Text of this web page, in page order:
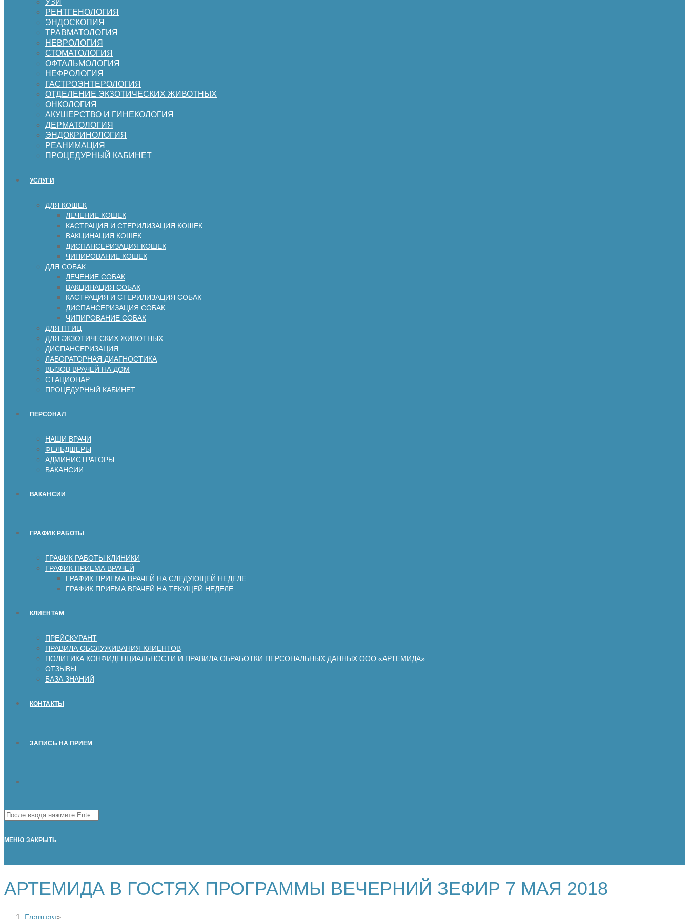
РЕНТГЕНОЛОГИЯ
ЭНДОСКОПИЯ
ТРАВМАТОЛОГИЯ
НЕВРОЛОГИЯ
СТОМАТОЛОГИЯ
ОФТАЛЬМОЛОГИЯ
НЕФРОЛОГИЯ
ГАСТРОЭНТЕРОЛОГИЯ
ОТДЕЛЕНИЕ ЭКЗОТИЧЕСКИХ ЖИВОТНЫХ
ОНКОЛОГИЯ
АКУШЕРСТВО И ГИНЕКОЛОГИЯ
ДЕРМАТОЛОГИЯ
ЭНДОКРИНОЛОГИЯ
РЕАНИМАЦИЯ
ПРОЦЕДУРНЫЙ КАБИНЕТ
УСЛУГИ
ДЛЯ КОШЕК
ЛЕЧЕНИЕ КОШЕК
КАСТРАЦИЯ И СТЕРИЛИЗАЦИЯ КОШЕК
ВАКЦИНАЦИЯ КОШЕК
ДИСПАНСЕРИЗАЦИЯ КОШЕК
ЧИПИРОВАНИЕ КОШЕК
ДЛЯ СОБАК
ЛЕЧЕНИЕ СОБАК
ВАКЦИНАЦИЯ СОБАК
КАСТРАЦИЯ И СТЕРИЛИЗАЦИЯ СОБАК
ДИСПАНСЕРИЗАЦИЯ СОБАК
ЧИПИРОВАНИЕ СОБАК
ДЛЯ ПТИЦ
ДЛЯ ЭКЗОТИЧЕСКИХ ЖИВОТНЫХ
ДИСПАНСЕРИЗАЦИЯ
ЛАБОРАТОРНАЯ ДИАГНОСТИКА
ВЫЗОВ ВРАЧЕЙ НА ДОМ
СТАЦИОНАР
ПРОЦЕДУРНЫЙ КАБИНЕТ
ПЕРСОНАЛ
НАШИ ВРАЧИ
ФЕЛЬДШЕРЫ
АДМИНИСТРАТОРЫ
ВАКАНСИИ
ВАКАНСИИ
ГРАФИК РАБОТЫ
ГРАФИК РАБОТЫ КЛИНИКИ
ГРАФИК ПРИЕМА ВРАЧЕЙ
ГРАФИК ПРИЕМА ВРАЧЕЙ НА СЛЕДУЮЩЕЙ НЕДЕЛЕ
ГРАФИК ПРИЕМА ВРАЧЕЙ НА ТЕКУЩЕЙ НЕДЕЛЕ
КЛИЕНТАМ
ПРЕЙСКУРАНТ
ПРАВИЛА ОБСЛУЖИВАНИЯ КЛИЕНТОВ
ПОЛИТИКА КОНФИДЕНЦИАЛЬНОСТИ И ПРАВИЛА ОБРАБОТКИ ПЕРСОНАЛЬНЫХ ДАННЫХ ООО «АРТЕМИДА»
ОТЗЫВЫ
БАЗА ЗНАНИЙ
КОНТАКТЫ
ЗАПИСЬ НА ПРИЕМ
Поиск
МЕНЮ ЗАКРЫТЬ
АРТЕМИДА В ГОСТЯХ ПРОГРАММЫ ВЕЧЕРНИЙ ЗЕФИР 7 МАЯ 2018